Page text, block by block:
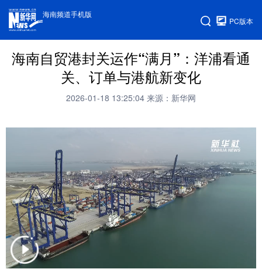
海南频道手机版
PC版本
海南自贸港封关运作“满月”：洋浦看通
关、订单与港航新变化
2026-01-18 13:25:04 来源：新华网